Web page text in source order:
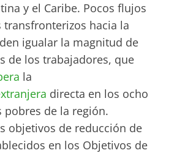
y el Caribe. Pocos flujos
hacia la
igualar la magnitud de
de los trabajadores, que
la
directa en los ocho
pobres de la región.
objetivos de reducción de
en los Objetivos de